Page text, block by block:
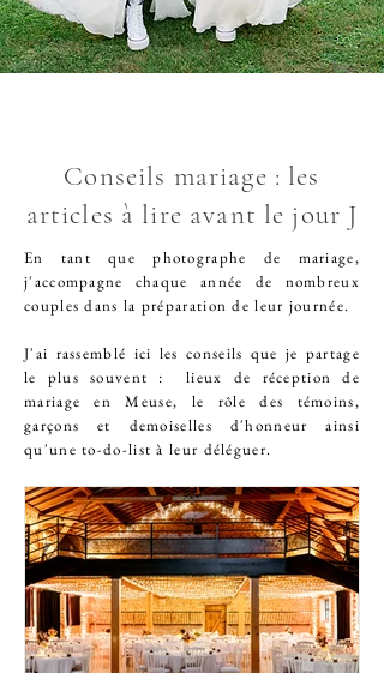
Conseils mariage : les
articles à lire avant le jour J
En tant quephotographe de mariage,
j'accompagne chaque année de nombreux
couples dans la préparation de leur journée.
J'ai rassemblé ici les conseils que je partage
le plus souvent : lieux de réception de
mariage en Meuse, le rôle des témoins,
garçons et demoiselles d'honneur ainsi
qu'une to-do-list à leur déléguer.